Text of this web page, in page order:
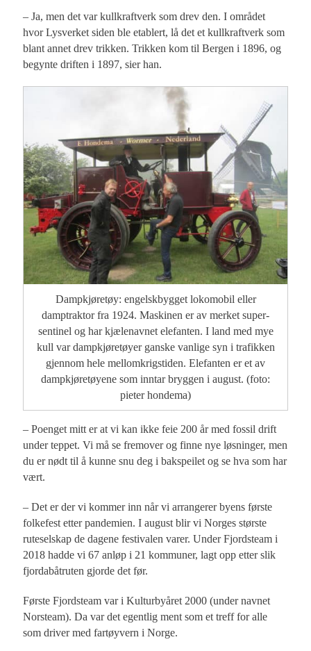
– Ja, men det var kullkraftverk som drev den. I området
hvor Lysverket siden ble etablert, lå det et kullkraftverk som
blant annet drev trikken. Trikken kom til Bergen i 1896, og
begynte driften i 1897, sier han.
Dampkjøretøy: engelskbygget lokomobil eller
damptraktor fra 1924. Maskinen er av merket super-
sentinel og har kjælenavnet elefanten. I land med mye
kull var dampkjøretøyer ganske vanlige syn i trafikken
gjennom hele mellomkrigstiden. Elefanten er et av
dampkjøretøyene som inntar bryggen i august. (foto:
pieter hondema)
– Poenget mitt er at vi kan ikke feie 200 år med fossil drift
under teppet. Vi må se fremover og finne nye løsninger, men
du er nødt til å kunne snu deg i bakspeilet og se hva som har
vært.
– Det er der vi kommer inn når vi arrangerer byens første
folkefest etter pandemien. I august blir vi Norges største
ruteselskap de dagene festivalen varer. Under Fjordsteam i
2018 hadde vi 67 anløp i 21 kommuner, lagt opp etter slik
fjordabåtruten gjorde det før.
Første Fjordsteam var i Kulturbyåret 2000 (under navnet
Norsteam). Da var det egentlig ment som et treff for alle
som driver med fartøyvern i Norge.